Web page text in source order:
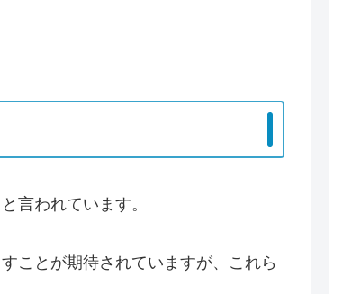
言われています。
ことが期待されていますが、これら